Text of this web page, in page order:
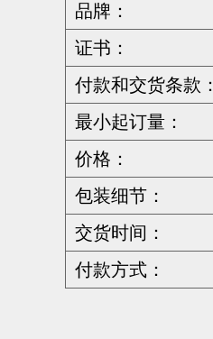
品牌：
证书：
付款和交货条款：
最小起订量：
价格：
包装细节：
交货时间：
付款方式：